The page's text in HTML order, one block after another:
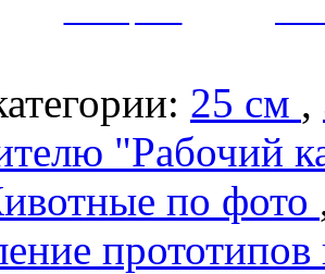
25 см ,
"Рабочий
по фото